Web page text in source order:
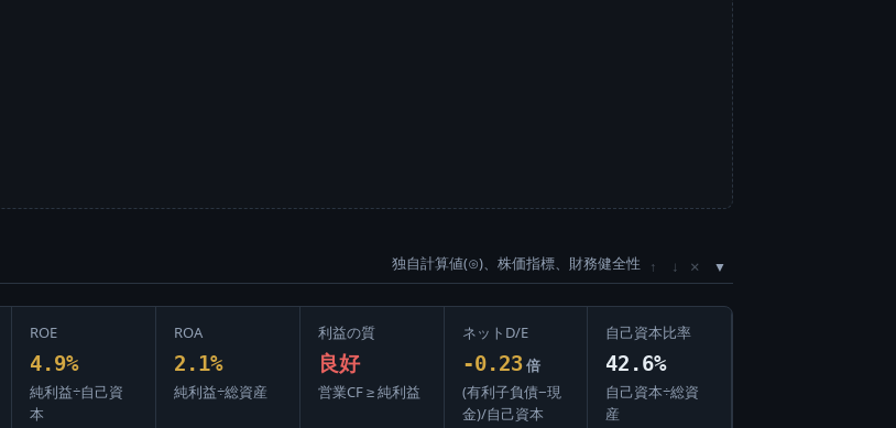
独自計算値(⊙)、株価指標、財務健全性 ↑ ↓ ×
ROE
4.9%
純利益÷自己資
本
ROA
2.1%
純利益÷総資産
利益の質
良好
営業CF ≥ 純利益
ネットD/E
-0.23 倍
(有利子負債−現
金)/自己資本
自己資本比率
42.6%
自己資本÷総資
産